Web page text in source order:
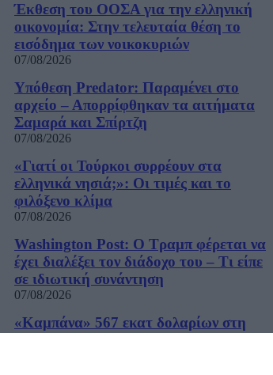
Έκθεση του ΟΟΣΑ για την ελληνική
οικονομία: Στην τελευταία θέση το
εισόδημα των νοικοκυριών
07/08/2026
Υπόθεση Predator: Παραμένει στο
αρχείο – Απορρίφθηκαν τα αιτήματα
Σαμαρά και Σπίρτζη
07/08/2026
«Γιατί οι Τούρκοι συρρέουν στα
ελληνικά νησιά;»: Οι τιμές και το
φιλόξενο κλίμα
07/08/2026
Washington Post: Ο Τραμπ φέρεται να
έχει διαλέξει τον διάδοχο του – Τι είπε
σε ιδιωτική συνάντηση
07/08/2026
«Καμπάνα» 567 εκατ δολαρίων στη